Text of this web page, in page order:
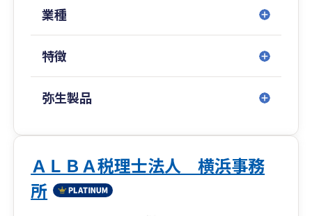
【経営管理で企業価値を高めましょう】
社内制度を整備してガバナンス（企業統治）構築
を図ります。ブラックボックス化しがちな経理の
不正、犯罪防止には予算統制が、複数の事業展開
時（店舗、建設現場、プロジェクト等）には部門
別管理が有効です。
【営業戦略を一緒に考えます】
価格競争に巻き込まれる原因は戦略不足です。差
別化を重ね、様々なICTツールで幅広く情報発信
を続け、結果を数値検証し続けることが重要で
業種
特徴
弥生製品
ＡＬＢＡ税理士法人 横浜事務
所